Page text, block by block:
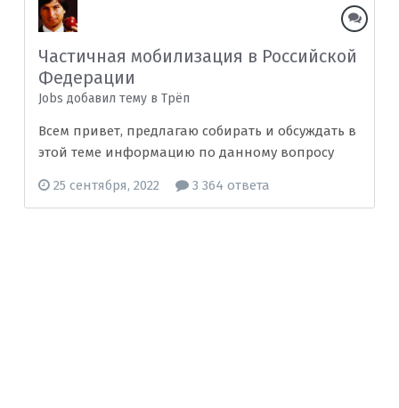
Частичная мобилизация в Российской
Федерации
Jobs добавил тему в Трёп
Всем привет, предлагаю собирать и обсуждать в
этой теме информацию по данному вопросу
25 сентября, 2022 3 364 ответа